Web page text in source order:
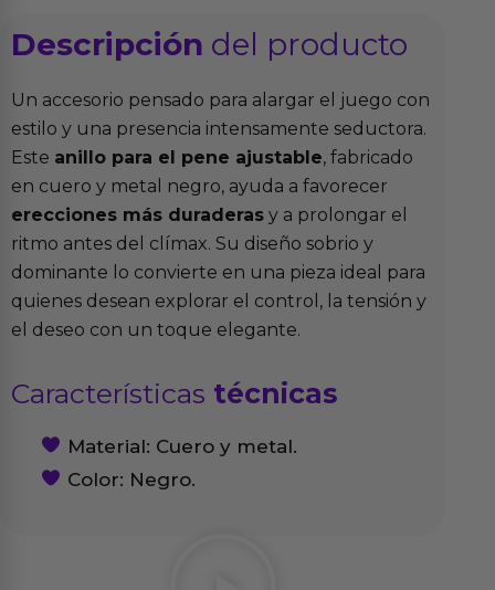
Descripción del producto
Un accesorio pensado para alargar el juego con
estilo y una presencia intensamente seductora.
Este anillo para el pene ajustable, fabricado
en cuero y metal negro, ayuda a favorecer
erecciones más duraderas y a prolongar el
ritmo antes del clímax. Su diseño sobrio y
dominante lo convierte en una pieza ideal para
quienes desean explorar el control, la tensión y
el deseo con un toque elegante.
Características técnicas
Material: Cuero y metal.
Color: Negro.